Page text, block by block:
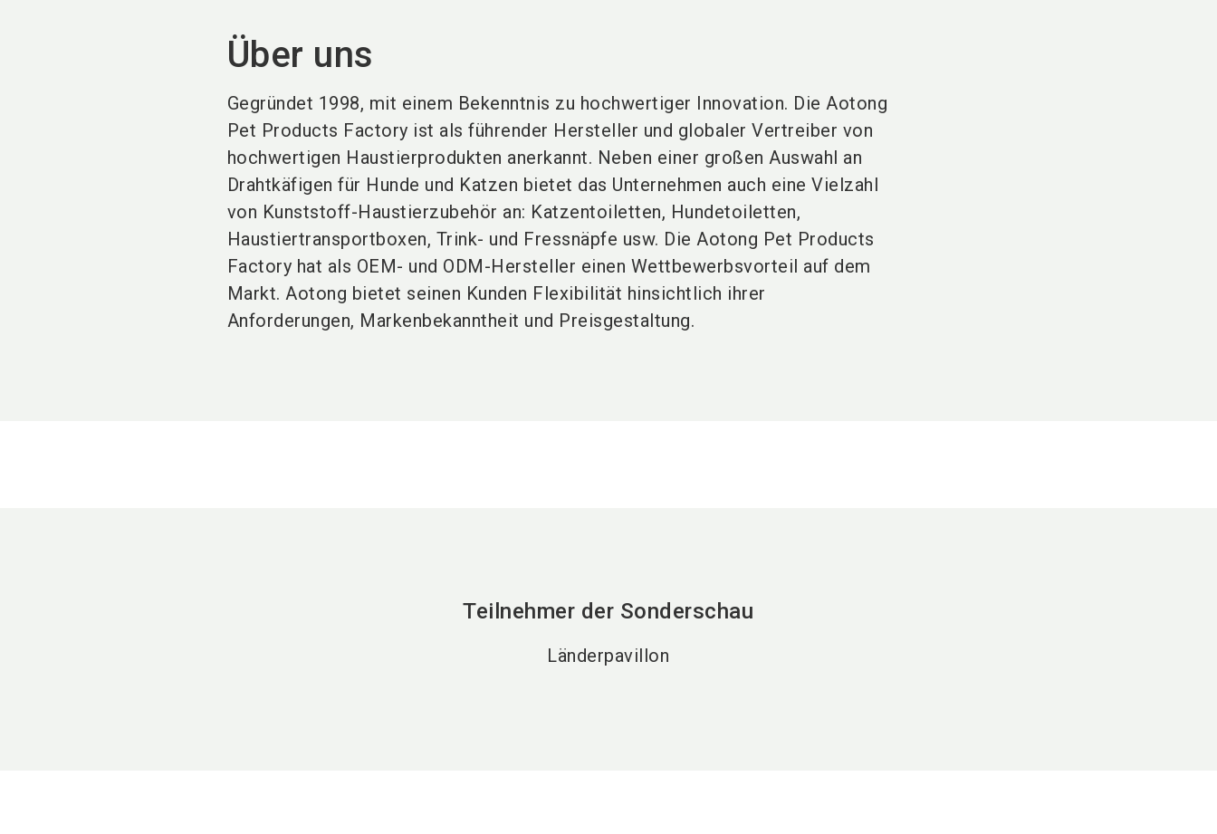
Über uns
Gegründet 1998, mit einem Bekenntnis zu hochwertiger Innovation. Die Aotong
Pet Products Factory ist als führender Hersteller und globaler Vertreiber von
hochwertigen Haustierprodukten anerkannt. Neben einer großen Auswahl an
Drahtkäfigen für Hunde und Katzen bietet das Unternehmen auch eine Vielzahl
von Kunststoff-Haustierzubehör an: Katzentoiletten, Hundetoiletten,
Haustiertransportboxen, Trink- und Fressnäpfe usw. Die Aotong Pet Products
Factory hat als OEM- und ODM-Hersteller einen Wettbewerbsvorteil auf dem
Markt. Aotong bietet seinen Kunden Flexibilität hinsichtlich ihrer
Anforderungen, Markenbekanntheit und Preisgestaltung.
Teilnehmer der Sonderschau
Länderpavillon